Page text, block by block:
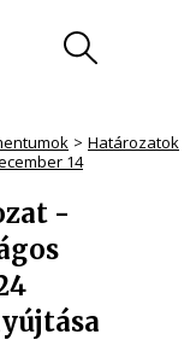
Határozatok
14
-